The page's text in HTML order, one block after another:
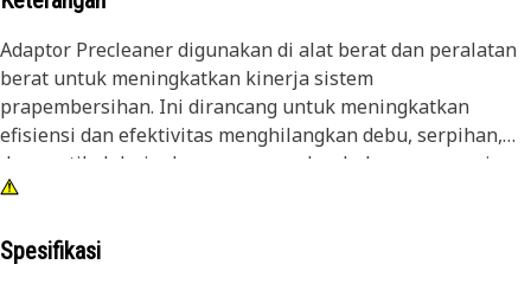
Adaptor Precleaner digunakan di alat berat dan peralatan
berat untuk meningkatkan kinerja sistem
prapembersihan. Ini dirancang untuk meningkatkan
efisiensi dan efektivitas menghilangkan debu, serpihan,
dan partikel dari udara yang masuk sebelum mencapai
sistem pemasukan udara engine.
Atribut:
Spesifikasi